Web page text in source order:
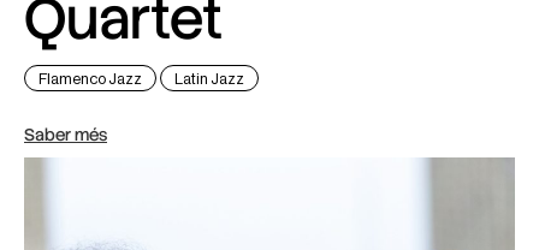
Quartet
Flamenco Jazz Latin Jazz
Saber més